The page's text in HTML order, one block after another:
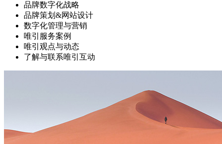
品牌数字化战略
品牌策划&网站设计
数字化管理与营销
唯引服务案例
唯引观点与动态
了解与联系唯引互动